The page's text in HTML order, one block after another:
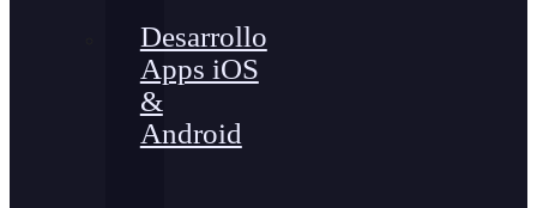
Desarrollo
Apps iOS
&
Android